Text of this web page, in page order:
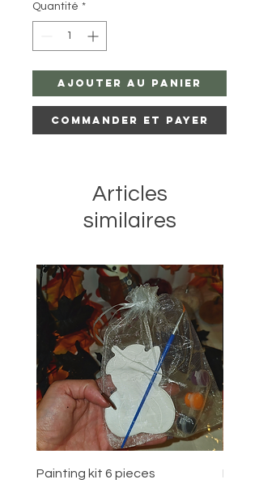
Quantité *
Ajouter au panier
Commander et payer
Articles
similaires
Painting kit 6 pieces